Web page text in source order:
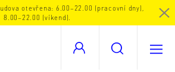
otevřena: 6.00–22.00 (pracovní dny),
8.00–22.00 (víkend).